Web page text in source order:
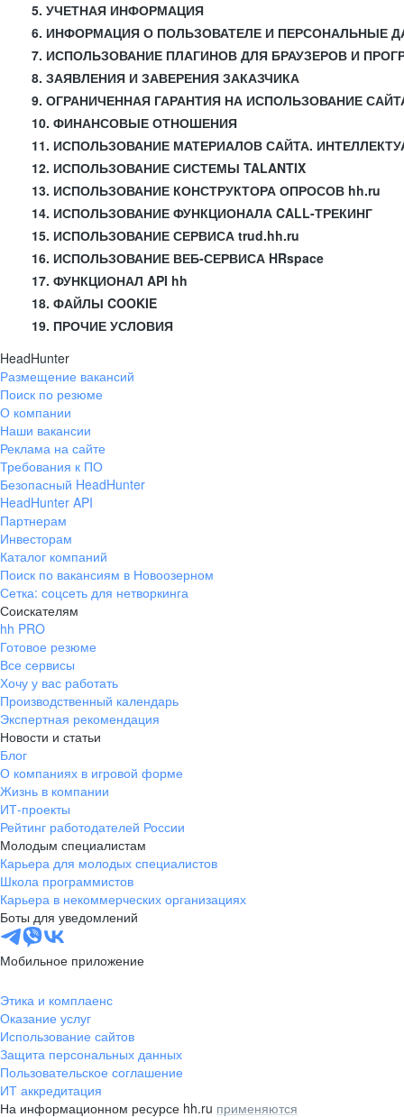
5. УЧЕТНАЯ ИНФОРМАЦИЯ
6. ИНФОРМАЦИЯ О ПОЛЬЗОВАТЕЛЕ И ПЕРСОНАЛЬНЫЕ
7. ИСПОЛЬЗОВАНИЕ ПЛАГИНОВ ДЛЯ БРАУЗЕРОВ И
8. ЗАЯВЛЕНИЯ И ЗАВЕРЕНИЯ ЗАКАЗЧИКА
9. ОГРАНИЧЕННАЯ ГАРАНТИЯ НА ИСПОЛЬЗОВАНИЕ
10. ФИНАНСОВЫЕ ОТНОШЕНИЯ
11. ИСПОЛЬЗОВАНИЕ МАТЕРИАЛОВ САЙТА.
12. ИСПОЛЬЗОВАНИЕ СИСТЕМЫ TALANTIX
13. ИСПОЛЬЗОВАНИЕ КОНСТРУКТОРА ОПРОСОВ hh.ru
14. ИСПОЛЬЗОВАНИЕ ФУНКЦИОНАЛА CALL-ТРЕКИНГ
15. ИСПОЛЬЗОВАНИЕ СЕРВИСА trud.hh.ru
16. ИСПОЛЬЗОВАНИЕ ВЕБ-СЕРВИСА HRspace
17. ФУНКЦИОНАЛ API hh
18. ФАЙЛЫ COOKIE
19. ПРОЧИЕ УСЛОВИЯ
HeadHunter
Размещение вакансий
Поиск по резюме
О компании
Наши вакансии
Реклама на сайте
Требования к ПО
Безопасный HeadHunter
HeadHunter API
Партнерам
Инвесторам
Каталог компаний
Поиск по вакансиям в Новоозерном
Сетка: соцсеть для нетворкинга
Соискателям
hh PRO
Готовое резюме
Все сервисы
Хочу у вас работать
Производственный календарь
Экспертная рекомендация
Новости и статьи
Блог
О компаниях в игровой форме
Жизнь в компании
ИТ-проекты
Рейтинг работодателей России
Молодым специалистам
Карьера для молодых специалистов
Школа программистов
Карьера в некоммерческих организациях
Боты для уведомлений
Мобильное приложение
Этика и комплаенс
Оказание услуг
Использование сайтов
Защита персональных данных
Пользовательское соглашение
ИТ аккредитация
На информационном ресурсе hh.ru применяются